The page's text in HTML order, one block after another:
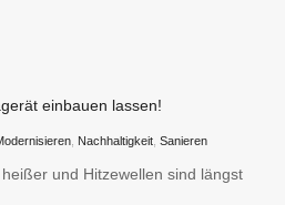
einbauen lassen!
Nachhaltigkeit Sanieren
und Hitzewellen sind längst